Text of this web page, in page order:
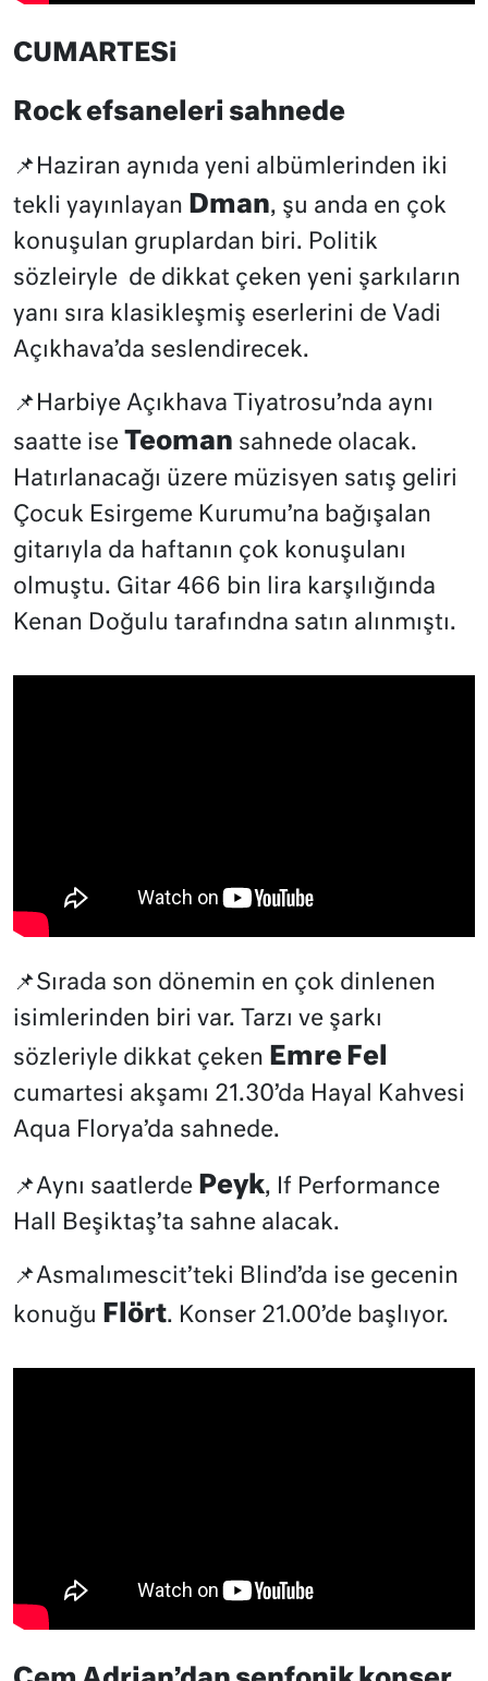
CUMARTESi
Rock efsaneleri sahnede
📌Haziran aynıda yeni albümlerinden iki
tekli yayınlayan Dman, şu anda en çok
konuşulan gruplardan biri. Politik
sözleiryle de dikkat çeken yeni şarkıların
yanı sıra klasikleşmiş eserlerini de Vadi
Açıkhava’da seslendirecek.
📌Harbiye Açıkhava Tiyatrosu’nda aynı
saatte ise Teoman sahnede olacak.
Hatırlanacağı üzere müzisyen satış geliri
Çocuk Esirgeme Kurumu’na bağışalan
gitarıyla da haftanın çok konuşulanı
olmuştu. Gitar 466 bin lira karşılığında
Kenan Doğulu tarafındna satın alınmıştı.
📌Sırada son dönemin en çok dinlenen
isimlerinden biri var. Tarzı ve şarkı
sözleriyle dikkat çeken Emre Fel
cumartesi akşamı 21.30’da Hayal Kahvesi
Aqua Florya’da sahnede.
📌Aynı saatlerde Peyk, If Performance
Hall Beşiktaş’ta sahne alacak.
📌Asmalımescit’teki Blind’da ise gecenin
konuğu
Flört. Konser 21.00’de başlıyor.